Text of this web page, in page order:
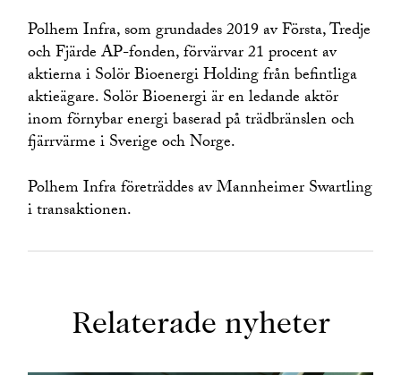
Polhem Infra, som grundades 2019 av Första, Tredje
och Fjärde AP-fonden, förvärvar 21 procent av
aktierna i Solör Bioenergi Holding från befintliga
aktieägare. Solör Bioenergi är en ledande aktör
inom förnybar energi baserad på trädbränslen och
fjärrvärme i Sverige och Norge.
Polhem Infra företräddes av Mannheimer Swartling
i transaktionen.
Relaterade nyheter